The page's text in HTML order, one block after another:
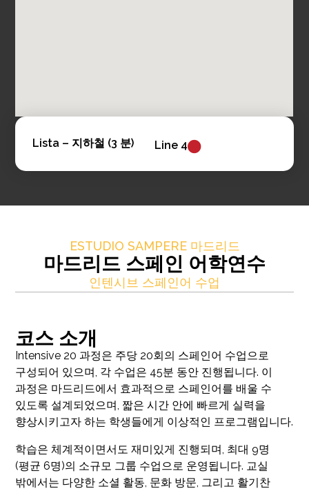
Lista – 지하철 (3 분) Line 4
ESTUDIO SAMPERE 마드리드
마드리드 스페인 어학연수
인텐시브 스페인어 수업
코스 소개
Intensive 20 과정은 주당 20회의 스페인어 수업으로
구성되어 있으며, 각 수업은 45분 동안 진행됩니다. 이
과정은 마드리드에서 효과적으로 스페인어를 배울 수
있도록 설계되었으며, 짧은 시간 안에 빠르게 실력을
향상시키고자 하는 학생들에게 이상적인 프로그램입니다.
학습은 체계적이면서도 재미있게 진행되며, 최대 9명
(평균 6명)의 소규모 그룹 수업으로 운영됩니다. 교실
밖에서는 다양한 소셜 활동, 문화 방문, 그리고 활기찬